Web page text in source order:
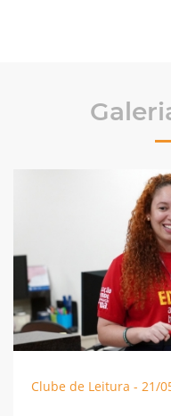
Clube de Leitura - 21/